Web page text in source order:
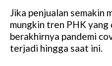
Jika penjualan semakin
mungkin tren PHK yang
berakhirnya pandemi
terjadi hingga saat ini.